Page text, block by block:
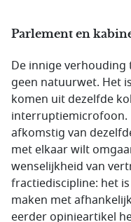
Parlement en
De innige
geen natuurwet. Het
komen uit dezelfde
interruptiemicrofoon.
afkomstig van
met elkaar wilt
wenselijkheid van
fractiediscipline: het
maken met
eerder opinieartikel